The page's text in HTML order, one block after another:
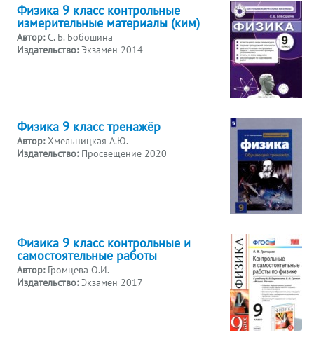
Физика 9 класс контрольные
измерительные материалы (ким)
Автор:С. Б. Бобошина
Издательство:Экзамен 2014
Физика 9 класс тренажёр
Автор:Хмельницкая А.Ю.
Издательство: Просвещение 2020
Физика 9 класс контрольные и
самостоятельные работы
Автор: Громцева О.И.
Издательство:Экзамен 2017